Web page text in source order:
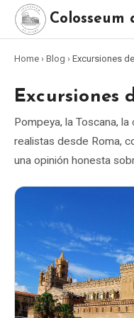
Inicio
Mejores tours
Mejores tours
Mejores tours en
Bus turístico Roma
Tour en Vespa Roma
Catacumbas de Roma
Home › Blog › Excursiones
Excursiones
Pompeya, la Toscana,
realistas desde Roma,
una opinión honesta